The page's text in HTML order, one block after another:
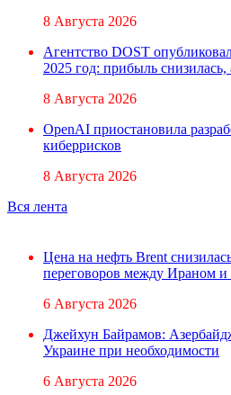
8 Августа 2026
Агентство DOST
2025 год: прибыль
8 Августа 2026
OpenAI приостановила
киберрисков
8 Августа 2026
Вся лента
Цена на нефть Brent
переговоров между Ираном
6 Августа 2026
Джейхун Байрамов:
Украине при необходимости
6 Августа 2026